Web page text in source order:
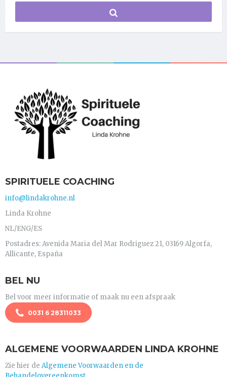
SPIRITUELE COACHING
info@lindakrohne.nl
Linda Krohne
NL/ENG/ES
Postadres: Avenida Maria del Mar Rodriguez 21, 03169 Algorfa,
Allicante, España
BEL NU
Bel voor meer informatie of maak nu een afspraak
0031 6 28311033
ALGEMENE VOORWAARDEN LINDA KROHNE
Zie hier de Algemene Voorwaarden en de